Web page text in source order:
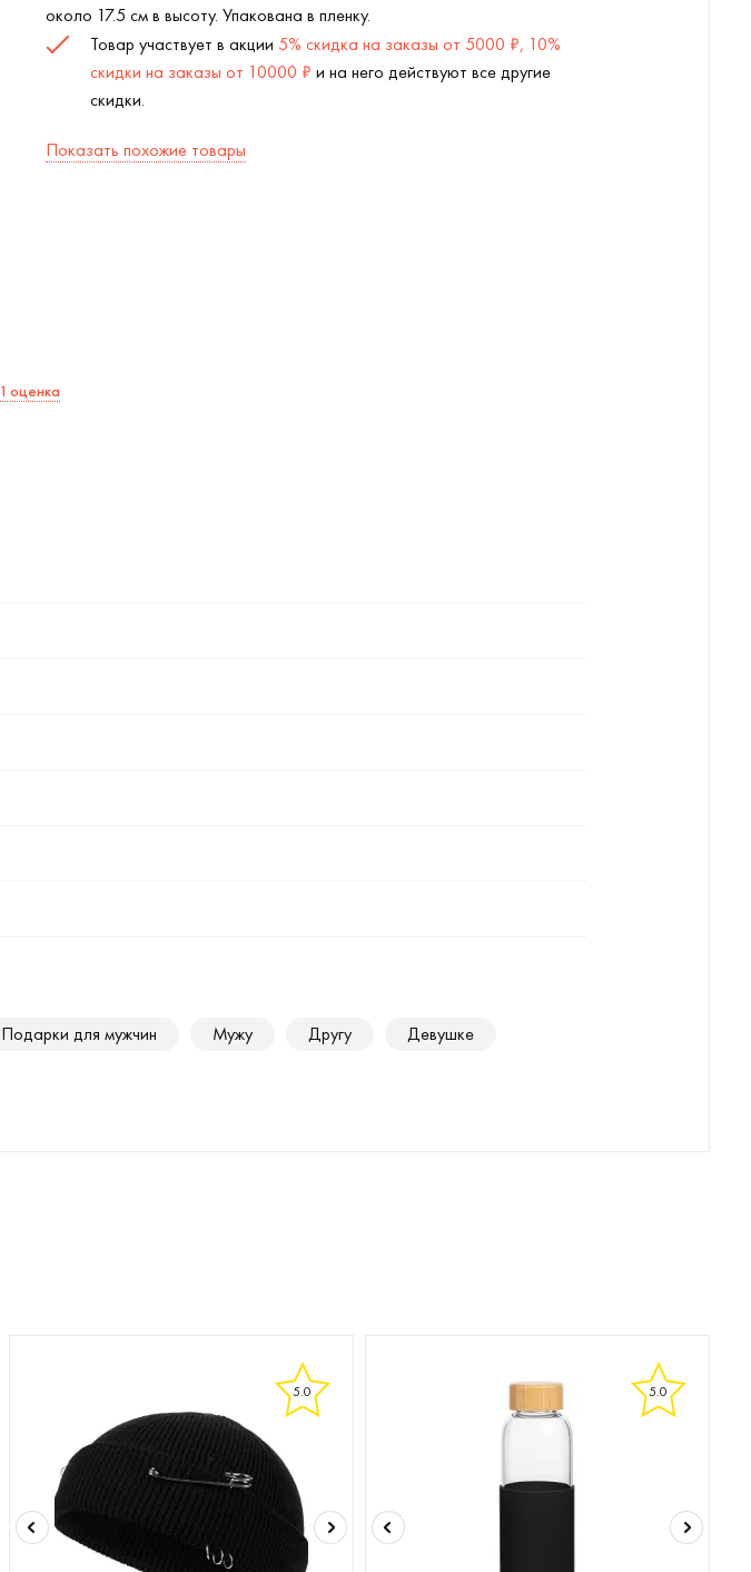
около 17.5 см в высоту. Упакована в пленку.
Товар участвует в акции 5% скидка на заказы от 5000 ₽, 10%
скидки на заказы от 10000 ₽ и на него действуют все другие
скидки.
Показать похожие товары
1 оценка
Подарки для мужчин Мужу Другу
Девушке
5.0 5.0